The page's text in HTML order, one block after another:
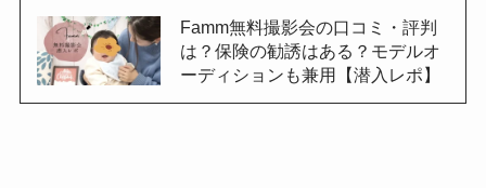
Famm無料撮影会の口コミ・評判
は？保険の勧誘はある？モデルオ
ーディションも兼用【潜入レポ】